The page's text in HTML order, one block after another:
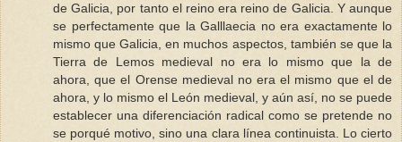
de Galicia, por tanto el reino era reino de Galicia. Y aunque
se perfectamente que la Galllaecia no era exactamente lo
mismo que Galicia, en muchos aspectos, también se que la
Tierra de Lemos medieval no era lo mismo que la de
ahora, que el Orense medieval no era el mismo que el de
ahora, y lo mismo el León medieval, y aún así, no se puede
establecer una diferenciación radical como se pretende no
se porqué motivo, sino una clara línea continuista. Lo cierto